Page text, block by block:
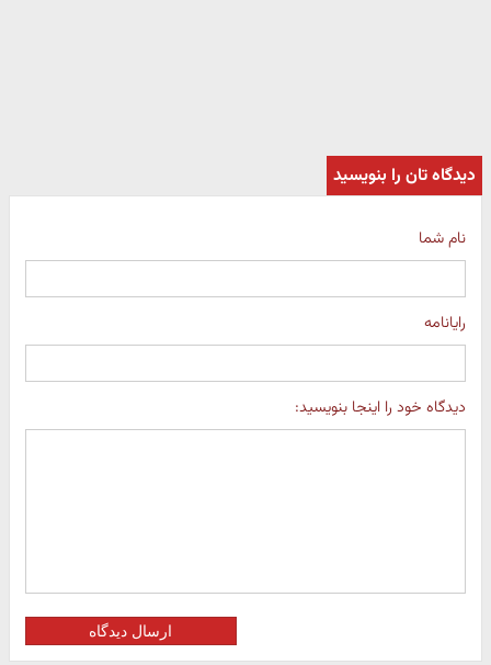
دیدگاه تان را بنویسید
نام شما
رایانامه
دیدگاه خود را اینجا بنویسید:
ارسال دیدگاه